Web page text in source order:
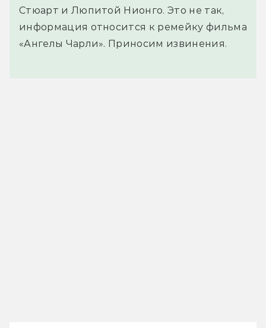
Стюарт и Люпитой Нионго. Это не так,
информация относится к ремейку фильма
«Ангелы Чарли». Приносим извинения.